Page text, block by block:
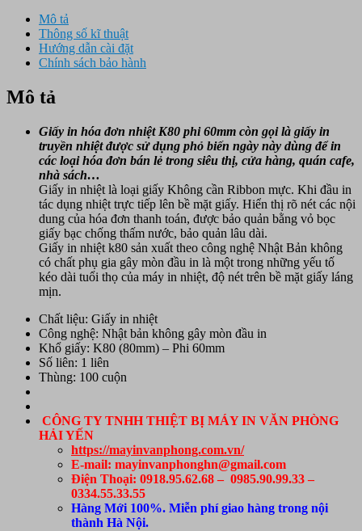
Mô tả
Thông số kĩ thuật
Hướng dẫn cài đặt
Chính sách bảo hành
Mô tả
Giấy in hóa đơn nhiệt K80 phi 60mm còn gọi là giấy in
truyền nhiệt được sử dụng phỏ biến ngày này dùng để in
các loại hóa đơn bán lẻ trong siêu thị, cửa hàng, quán cafe,
nhà sách…
Giấy in nhiệt là loại giấy Không cần Ribbon mực. Khi đầu in
tác dụng nhiệt trực tiếp lên bề mặt giấy. Hiển thị rõ nét các nội
dung của hóa đơn thanh toán, được bảo quản bằng vỏ bọc
giấy bạc chống thấm nước, bảo quản lâu dài.
Giấy in nhiệt k80 sản xuất theo công nghệ Nhật Bản không
có chất phụ gia gây mòn đầu in là một trong những yếu tố
kéo dài tuổi thọ của máy in nhiệt, độ nét trên bề mặt giấy láng
mịn.
Chất liệu: Giấy in nhiệt
Công nghệ: Nhật bản không gây mòn đầu in
Khổ giấy: K80 (80mm) – Phi 60mm
Số liên: 1 liên
Thùng: 100 cuộn
CÔNG TY TNHH THIỆT BỊ MÁY IN VĂN PHÒNG
HẢI YẾN
https://mayinvanphong.com.vn/
E-mail: mayinvanphonghn@gmail.com
Điện Thoại: 0918.95.62.68 – 0985.90.99.33 –
0334.55.33.55
Hàng Mới 100%. Miễn phí giao hàng trong nội
thành Hà Nội.